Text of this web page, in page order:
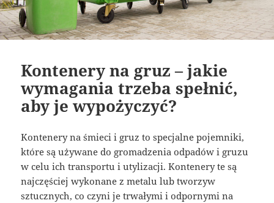
Kontenery na gruz – jakie
wymagania trzeba spełnić,
aby je wypożyczyć?
Kontenery na śmieci i gruz to specjalne pojemniki,
które są używane do gromadzenia odpadów i gruzu
w celu ich transportu i utylizacji. Kontenery te są
najczęściej wykonane z metalu lub tworzyw
sztucznych, co czyni je trwałymi i odpornymi na